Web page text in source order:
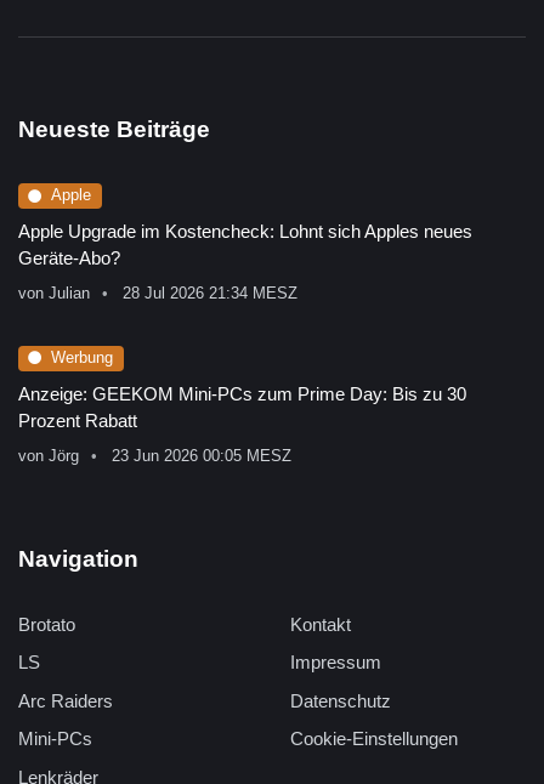
Neueste Beiträge
Apple
Apple Upgrade im Kostencheck: Lohnt sich Apples neues
Geräte-Abo?
von Julian 28 Jul 2026 21:34 MESZ
Werbung
Anzeige: GEEKOM Mini-PCs zum Prime Day: Bis zu 30
Prozent Rabatt
von Jörg 23 Jun 2026 00:05 MESZ
Navigation
Brotato
LS
Arc Raiders
Mini-PCs
Lenkräder
Kontakt
Impressum
Datenschutz
Cookie-Einstellungen